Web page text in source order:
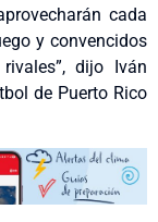
cada
y convencidos
dijo Iván
de Puerto Rico